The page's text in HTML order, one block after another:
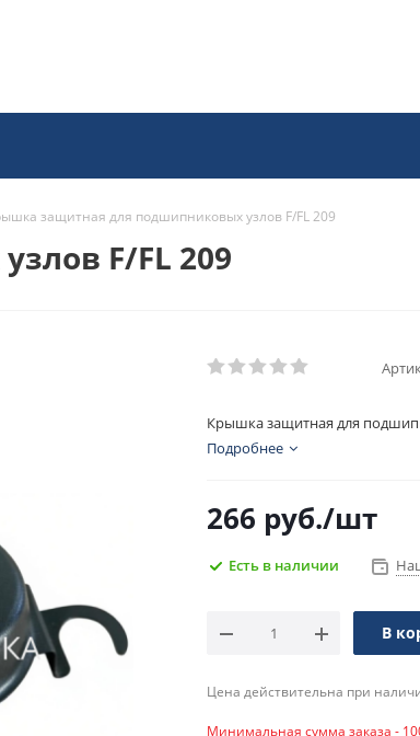
защитная для подшипниковых узлов F/FL 209
F/FL 209
Крышка защитная для
Подробнее
266 руб./шт
Есть в наличии
В
Цена действительна при
Минимальная сумма заказа -